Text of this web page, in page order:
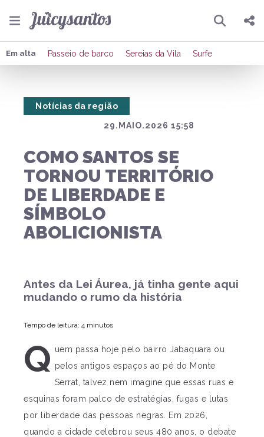
Pesquisar
Compartilhar
Em alta Passeio de barco Sereias da Vila Surfe
29.MAIO.2026 15:58
Notícias da região
COMO SANTOS SE
TORNOU TERRITÓRIO
DE LIBERDADE E
SÍMBOLO
ABOLICIONISTA
Antes da Lei Áurea, já tinha gente aqui
mudando o rumo da história
Tempo de leitura: 4 minutos
Q uem passa hoje pelo bairro Jabaquara ou
pelos antigos espaços ao pé do Monte
Serrat, talvez nem imagine que essas ruas e
esquinas foram palco de estratégias, fugas e lutas
por liberdade das pessoas negras. Em 2026,
quando a cidade celebrou seus 480 anos, o debate